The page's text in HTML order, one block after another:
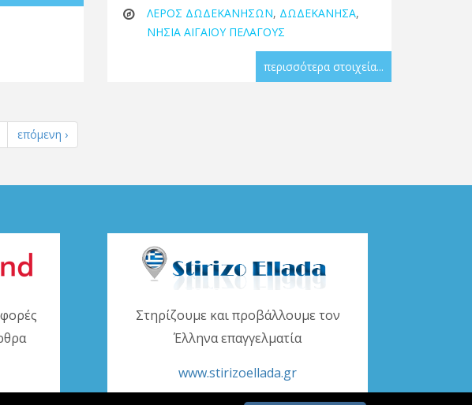
ΛΕΡΟΣ ΔΩΔΕΚΑΝΗΣΩΝ, ΔΩΔΕΚΑΝΗΣΑ,
ΝΗΣΙΑ ΑΙΓΑΙΟΥ ΠΕΛΑΓΟΥΣ
περισσότερα στοιχεία...
επόμενη ›
Στηρίζουμε και προβάλλουμε τον
Έλληνα επαγγελματία
www.stirizoellada.gr